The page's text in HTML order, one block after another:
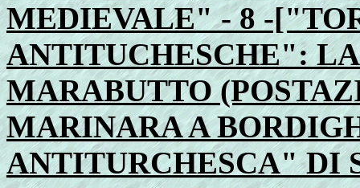
MEDIEVALE" - 8 -
ANTITUCHESCHE":
MARABUTTO
MARINARA A
ANTITURCHESCA" DI